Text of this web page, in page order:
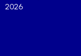
2026